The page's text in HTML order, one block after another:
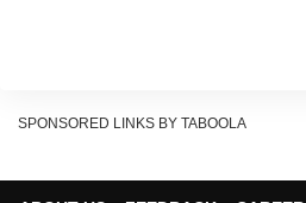
कब्जे वाले कश्मीर (पीओके) में रहता है.
SPONSORED LINKS BY TABOOLA